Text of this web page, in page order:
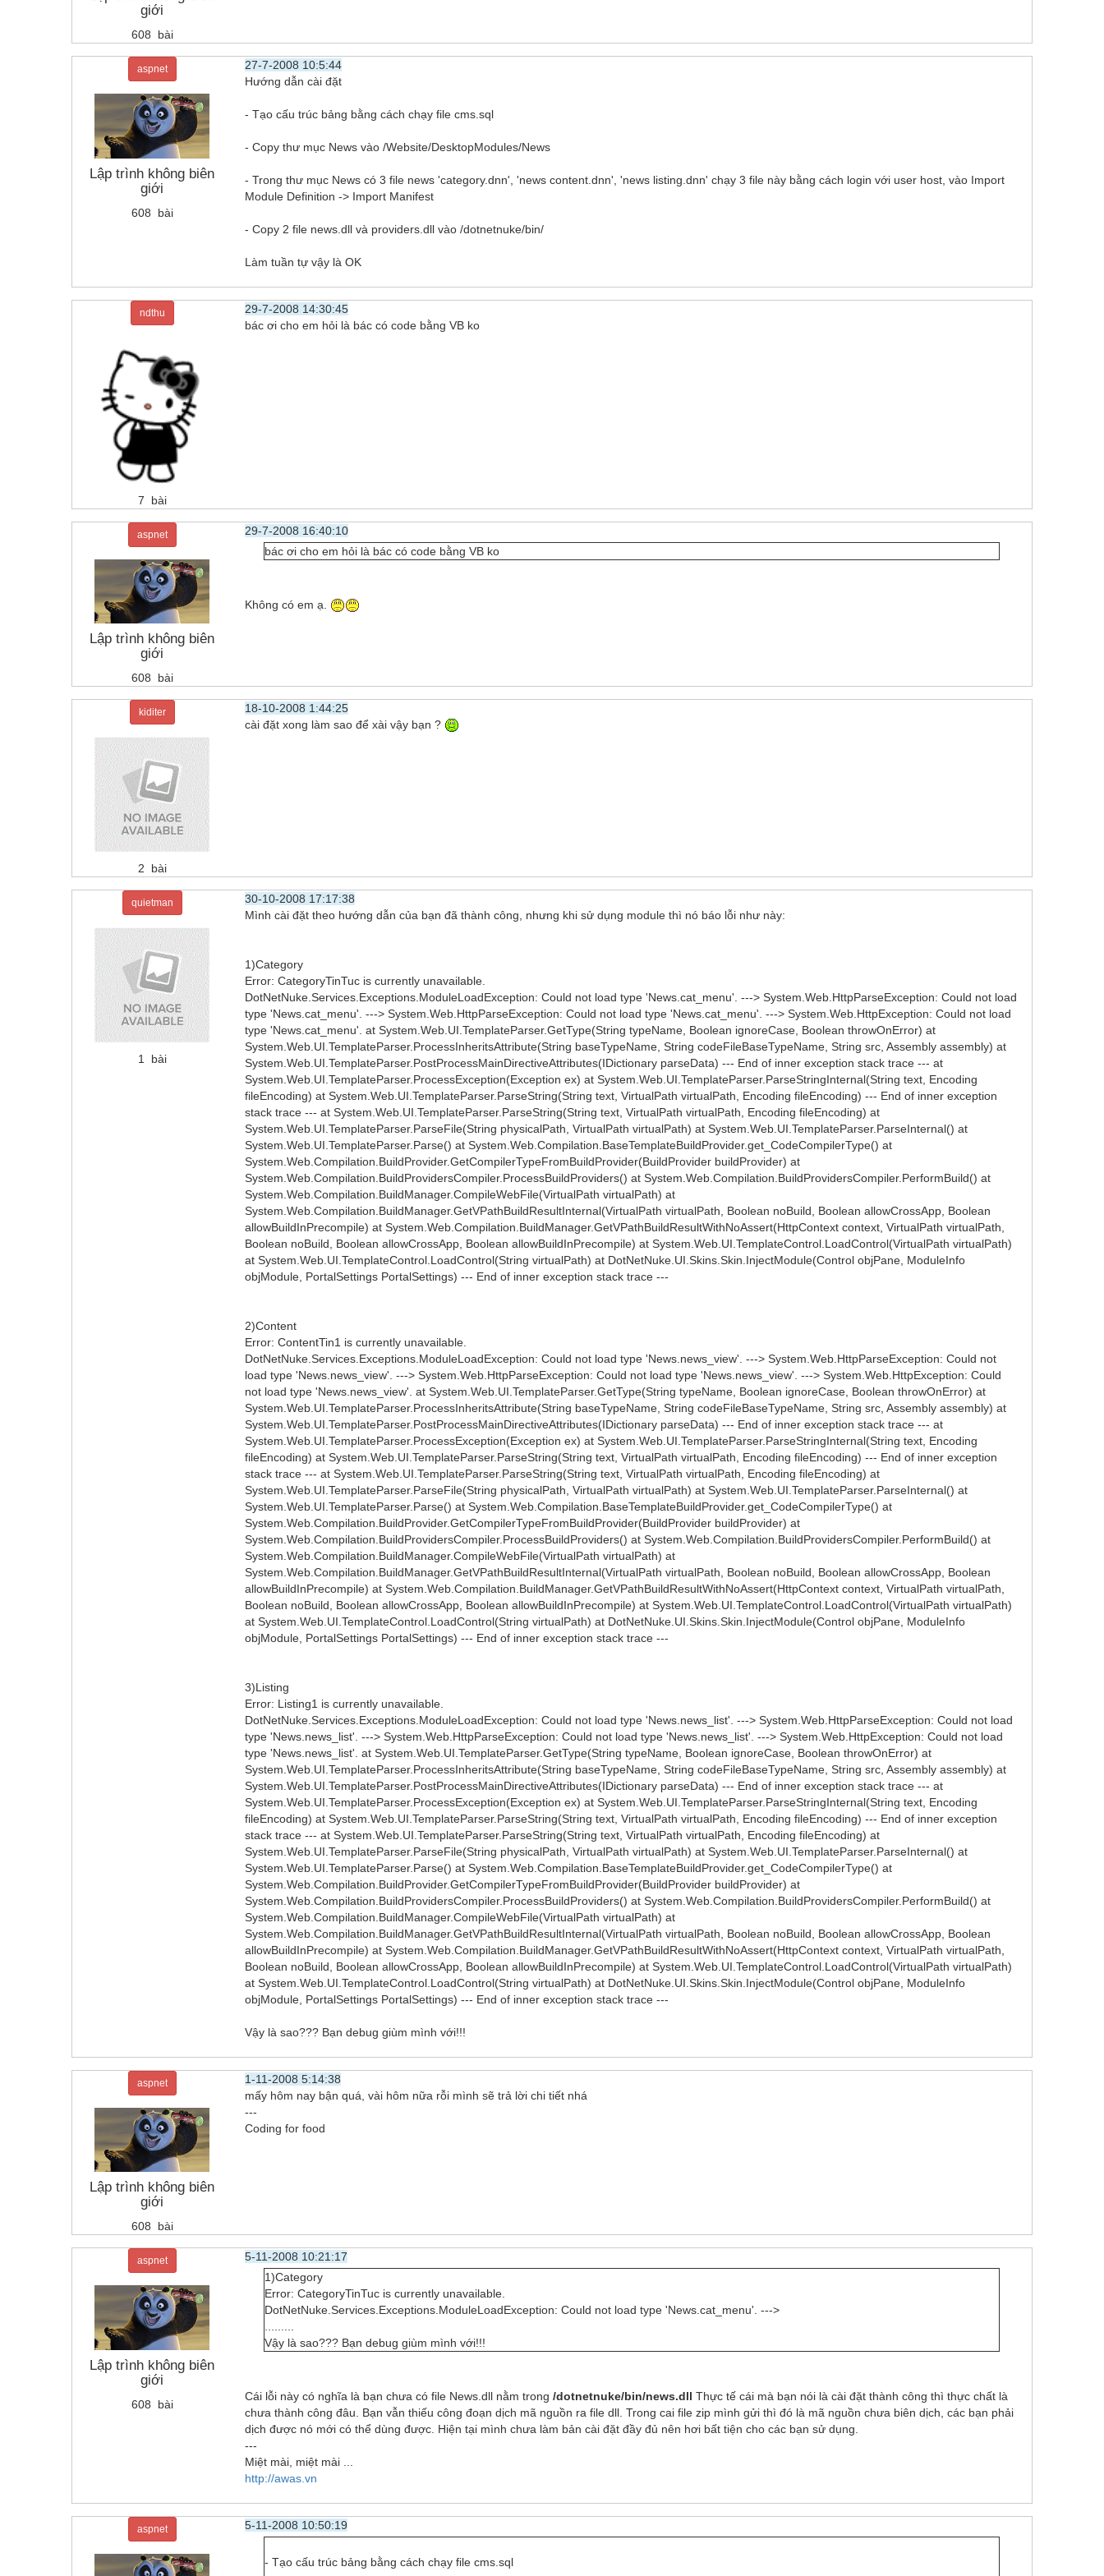
giới
608 bài
aspnet
Lập trình không biên
giới
608 bài
27-7-2008 10:5:44
Hướng dẫn cài đặt
- Tạo cấu trúc bảng bằng cách chạy file cms.sql
- Copy thư mục News vào /Website/DesktopModules/News
- Trong thư mục News có 3 file news 'category.dnn', 'news content.dnn', 'news listing.dnn' chạy 3 file này bằng cách login với user host, vào Import
Module Definition -> Import Manifest
- Copy 2 file news.dll và providers.dll vào /dotnetnuke/bin/
Làm tuần tự vậy là OK
ndthu
7 bài
29-7-2008 14:30:45
bác ơi cho em hỏi là bác có code bằng VB ko
aspnet
Lập trình không biên
giới
608 bài
29-7-2008 16:40:10
bác ơi cho em hỏi là bác có code bằng VB ko
Không có em ạ.
kiditer
2 bài
18-10-2008 1:44:25
cài đặt xong làm sao để xài vậy bạn ?
quietman
1 bài
30-10-2008 17:17:38
Mình cài đặt theo hướng dẫn của bạn đã thành công, nhưng khi sử dụng module thì nó báo lỗi như này:
1)Category
Error: CategoryTinTuc is currently unavailable.
DotNetNuke.Services.Exceptions.ModuleLoadException: Could not load type 'News.cat_menu'. ---> System.Web.HttpParseException: Could not load
type 'News.cat_menu'. ---> System.Web.HttpParseException: Could not load type 'News.cat_menu'. ---> System.Web.HttpException: Could not load
type 'News.cat_menu'. at System.Web.UI.TemplateParser.GetType(String typeName, Boolean ignoreCase, Boolean throwOnError) at
System.Web.UI.TemplateParser.ProcessInheritsAttribute(String baseTypeName, String codeFileBaseTypeName, String src, Assembly assembly) at
System.Web.UI.TemplateParser.PostProcessMainDirectiveAttributes(IDictionary parseData) --- End of inner exception stack trace --- at
System.Web.UI.TemplateParser.ProcessException(Exception ex) at System.Web.UI.TemplateParser.ParseStringInternal(String text, Encoding
fileEncoding) at System.Web.UI.TemplateParser.ParseString(String text, VirtualPath virtualPath, Encoding fileEncoding) --- End of inner exception
stack trace --- at System.Web.UI.TemplateParser.ParseString(String text, VirtualPath virtualPath, Encoding fileEncoding) at
System.Web.UI.TemplateParser.ParseFile(String physicalPath, VirtualPath virtualPath) at System.Web.UI.TemplateParser.ParseInternal() at
System.Web.UI.TemplateParser.Parse() at System.Web.Compilation.BaseTemplateBuildProvider.get_CodeCompilerType() at
System.Web.Compilation.BuildProvider.GetCompilerTypeFromBuildProvider(BuildProvider buildProvider) at
System.Web.Compilation.BuildProvidersCompiler.ProcessBuildProviders() at System.Web.Compilation.BuildProvidersCompiler.PerformBuild() at
System.Web.Compilation.BuildManager.CompileWebFile(VirtualPath virtualPath) at
System.Web.Compilation.BuildManager.GetVPathBuildResultInternal(VirtualPath virtualPath, Boolean noBuild, Boolean allowCrossApp, Boolean
allowBuildInPrecompile) at System.Web.Compilation.BuildManager.GetVPathBuildResultWithNoAssert(HttpContext context, VirtualPath virtualPath,
Boolean noBuild, Boolean allowCrossApp, Boolean allowBuildInPrecompile) at System.Web.UI.TemplateControl.LoadControl(VirtualPath virtualPath)
at System.Web.UI.TemplateControl.LoadControl(String virtualPath) at DotNetNuke.UI.Skins.Skin.InjectModule(Control objPane, ModuleInfo
objModule, PortalSettings PortalSettings) --- End of inner exception stack trace ---
2)Content
Error: ContentTin1 is currently unavailable.
DotNetNuke.Services.Exceptions.ModuleLoadException: Could not load type 'News.news_view'. ---> System.Web.HttpParseException: Could not
load type 'News.news_view'. ---> System.Web.HttpParseException: Could not load type 'News.news_view'. ---> System.Web.HttpException: Could
not load type 'News.news_view'. at System.Web.UI.TemplateParser.GetType(String typeName, Boolean ignoreCase, Boolean throwOnError) at
System.Web.UI.TemplateParser.ProcessInheritsAttribute(String baseTypeName, String codeFileBaseTypeName, String src, Assembly assembly) at
System.Web.UI.TemplateParser.PostProcessMainDirectiveAttributes(IDictionary parseData) --- End of inner exception stack trace --- at
System.Web.UI.TemplateParser.ProcessException(Exception ex) at System.Web.UI.TemplateParser.ParseStringInternal(String text, Encoding
fileEncoding) at System.Web.UI.TemplateParser.ParseString(String text, VirtualPath virtualPath, Encoding fileEncoding) --- End of inner exception
stack trace --- at System.Web.UI.TemplateParser.ParseString(String text, VirtualPath virtualPath, Encoding fileEncoding) at
System.Web.UI.TemplateParser.ParseFile(String physicalPath, VirtualPath virtualPath) at System.Web.UI.TemplateParser.ParseInternal() at
System.Web.UI.TemplateParser.Parse() at System.Web.Compilation.BaseTemplateBuildProvider.get_CodeCompilerType() at
System.Web.Compilation.BuildProvider.GetCompilerTypeFromBuildProvider(BuildProvider buildProvider) at
System.Web.Compilation.BuildProvidersCompiler.ProcessBuildProviders() at System.Web.Compilation.BuildProvidersCompiler.PerformBuild() at
System.Web.Compilation.BuildManager.CompileWebFile(VirtualPath virtualPath) at
System.Web.Compilation.BuildManager.GetVPathBuildResultInternal(VirtualPath virtualPath, Boolean noBuild, Boolean allowCrossApp, Boolean
allowBuildInPrecompile) at System.Web.Compilation.BuildManager.GetVPathBuildResultWithNoAssert(HttpContext context, VirtualPath virtualPath,
Boolean noBuild, Boolean allowCrossApp, Boolean allowBuildInPrecompile) at System.Web.UI.TemplateControl.LoadControl(VirtualPath virtualPath)
at System.Web.UI.TemplateControl.LoadControl(String virtualPath) at DotNetNuke.UI.Skins.Skin.InjectModule(Control objPane, ModuleInfo
objModule, PortalSettings PortalSettings) --- End of inner exception stack trace ---
3)Listing
Error: Listing1 is currently unavailable.
DotNetNuke.Services.Exceptions.ModuleLoadException: Could not load type 'News.news_list'. ---> System.Web.HttpParseException: Could not load
type 'News.news_list'. ---> System.Web.HttpParseException: Could not load type 'News.news_list'. ---> System.Web.HttpException: Could not load
type 'News.news_list'. at System.Web.UI.TemplateParser.GetType(String typeName, Boolean ignoreCase, Boolean throwOnError) at
System.Web.UI.TemplateParser.ProcessInheritsAttribute(String baseTypeName, String codeFileBaseTypeName, String src, Assembly assembly) at
System.Web.UI.TemplateParser.PostProcessMainDirectiveAttributes(IDictionary parseData) --- End of inner exception stack trace --- at
System.Web.UI.TemplateParser.ProcessException(Exception ex) at System.Web.UI.TemplateParser.ParseStringInternal(String text, Encoding
fileEncoding) at System.Web.UI.TemplateParser.ParseString(String text, VirtualPath virtualPath, Encoding fileEncoding) --- End of inner exception
stack trace --- at System.Web.UI.TemplateParser.ParseString(String text, VirtualPath virtualPath, Encoding fileEncoding) at
System.Web.UI.TemplateParser.ParseFile(String physicalPath, VirtualPath virtualPath) at System.Web.UI.TemplateParser.ParseInternal() at
System.Web.UI.TemplateParser.Parse() at System.Web.Compilation.BaseTemplateBuildProvider.get_CodeCompilerType() at
System.Web.Compilation.BuildProvider.GetCompilerTypeFromBuildProvider(BuildProvider buildProvider) at
System.Web.Compilation.BuildProvidersCompiler.ProcessBuildProviders() at System.Web.Compilation.BuildProvidersCompiler.PerformBuild() at
System.Web.Compilation.BuildManager.CompileWebFile(VirtualPath virtualPath) at
System.Web.Compilation.BuildManager.GetVPathBuildResultInternal(VirtualPath virtualPath, Boolean noBuild, Boolean allowCrossApp, Boolean
allowBuildInPrecompile) at System.Web.Compilation.BuildManager.GetVPathBuildResultWithNoAssert(HttpContext context, VirtualPath virtualPath,
Boolean noBuild, Boolean allowCrossApp, Boolean allowBuildInPrecompile) at System.Web.UI.TemplateControl.LoadControl(VirtualPath virtualPath)
at System.Web.UI.TemplateControl.LoadControl(String virtualPath) at DotNetNuke.UI.Skins.Skin.InjectModule(Control objPane, ModuleInfo
objModule, PortalSettings PortalSettings) --- End of inner exception stack trace ---
Vậy là sao??? Bạn debug giùm mình với!!!
aspnet
Lập trình không biên
giới
608 bài
1-11-2008 5:14:38
mấy hôm nay bận quá, vài hôm nữa rỗi mình sẽ trả lời chi tiết nhá
---
Coding for food
aspnet
Lập trình không biên
giới
608 bài
5-11-2008 10:21:17
1)Category
Error: CategoryTinTuc is currently unavailable.
DotNetNuke.Services.Exceptions.ModuleLoadException: Could not load type 'News.cat_menu'. --->
.........
Vậy là sao??? Bạn debug giùm mình với!!!
Cái lỗi này có nghĩa là bạn chưa có file News.dll nằm trong /dotnetnuke/bin/news.dll Thực tế cái mà bạn nói là cài đặt thành công thì thực chất là
chưa thành công đâu. Bạn vẫn thiếu công đoạn dịch mã nguồn ra file dll. Trong cai file zip mình gửi thì đó là mã nguồn chưa biên dịch, các bạn phải
dịch được nó mới có thể dùng được. Hiện tại mình chưa làm bản cài đặt đầy đủ nên hơi bất tiện cho các bạn sử dụng.
---
Miệt mài, miệt mài ...
http://awas.vn
aspnet 5-11-2008 10:50:19
- Tạo cấu trúc bảng bằng cách chạy file cms.sql